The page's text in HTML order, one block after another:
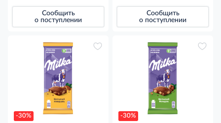
Сообщить
о поступлении
Сообщить
о поступлении
-30% -30%